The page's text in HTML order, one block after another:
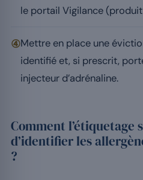
le portail Vigilance
④Mettre en place une
identifié et, si prescrit,
injecteur d’adrénaline.
Comment l’étiquetage
d’identifier les
?